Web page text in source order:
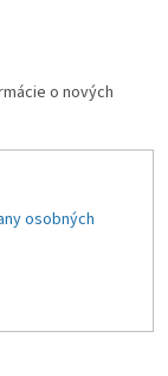
o nových
osobných